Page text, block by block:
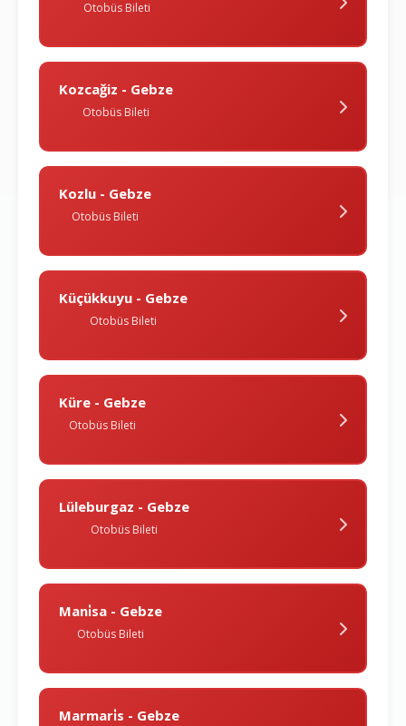
Otobüs Bileti
Kozcağiz - Gebze
Otobüs Bileti
Kozlu - Gebze
Otobüs Bileti
Küçükkuyu - Gebze
Otobüs Bileti
Küre - Gebze
Otobüs Bileti
Lüleburgaz - Gebze
Otobüs Bileti
Mani̇sa - Gebze
Otobüs Bileti
Marmari̇s - Gebze